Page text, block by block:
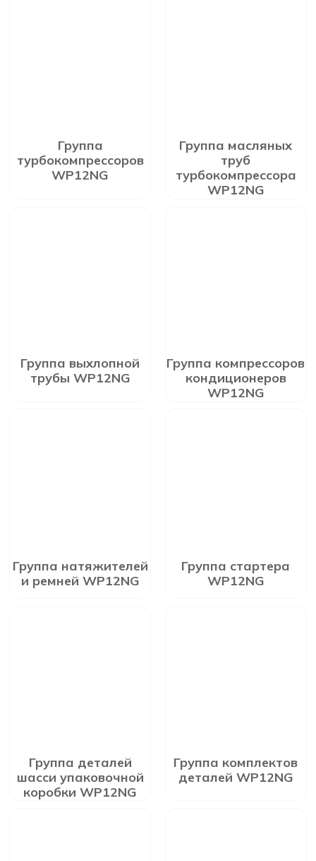
Группа
турбокомпрессоров
WP12NG
Группа масляных
труб
турбокомпрессора
WP12NG
Группа выхлопной
трубы WP12NG
Группа компрессоров
кондиционеров
WP12NG
Группа натяжителей
и ремней WP12NG
Группа стартера
WP12NG
Группа деталей
шасси упаковочной
коробки WP12NG
Группа комплектов
деталей WP12NG